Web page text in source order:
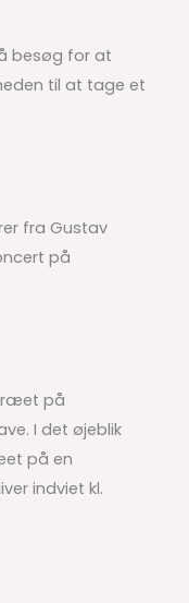
besøg for at
til at tage et
fra Gustav
på
på
I det øjeblik
på en
indviet kl.